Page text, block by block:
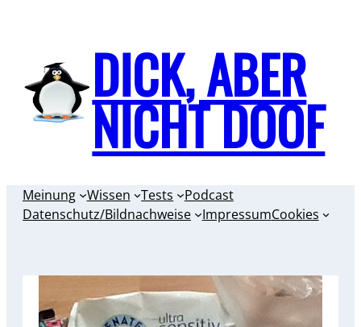
springen
DICK, ABER
NICHT DOOF
Meinung Wissen Tests
Podcast
Datenschutz/Bildnachweise
ImpressumCookies